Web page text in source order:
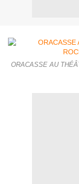
ORACASSE AU